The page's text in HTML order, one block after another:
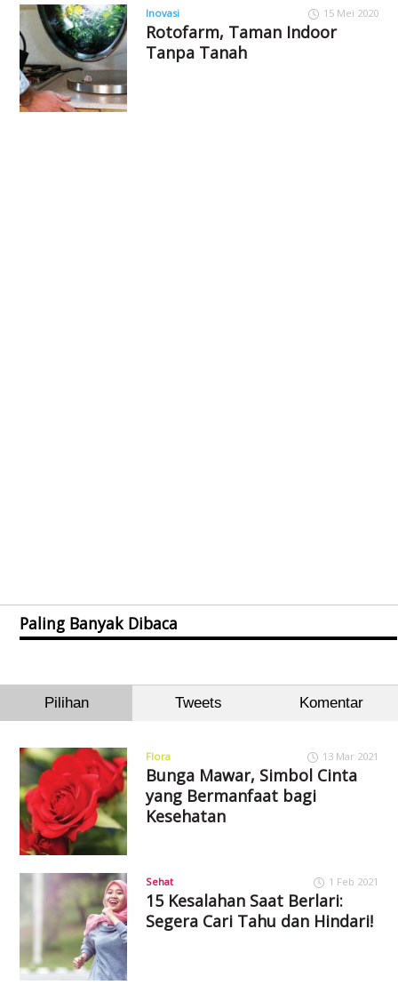
Inovasi 15 Mei 2020
Rotofarm, Taman Indoor
Tanpa Tanah
Paling Banyak Dibaca
Pilihan Tweets Komentar
Flora 13 Mar 2021
Bunga Mawar, Simbol Cinta
yang Bermanfaat bagi
Kesehatan
Sehat 1 Feb 2021
15 Kesalahan Saat Berlari:
Segera Cari Tahu dan Hindari!